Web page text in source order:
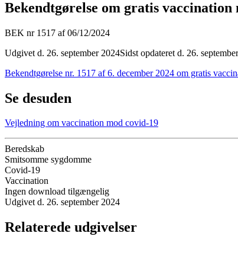
Bekendtgørelse om gratis
BEK nr 1517 af 06/12/2024
Udgivet d. 26. september 2024Sidst opdateret d. 26.
Bekendtgørelse nr. 1517 af 6. december 2024 om gratis
Se desuden
Vejledning om vaccination mod covid-19
Beredskab
Smitsomme sygdomme
Covid-19
Vaccination
Ingen download tilgængelig
Udgivet d. 26. september 2024
Relaterede udgivelser